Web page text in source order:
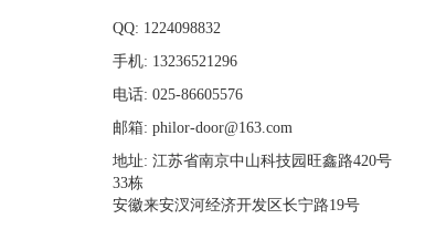
QQ: 1224098832
手机: 13236521296
电话: 025-86605576
邮箱: philor-door@163.com
地址: 江苏省南京中山科技园旺鑫路420号
33栋
安徽来安汊河经济开发区长宁路19号